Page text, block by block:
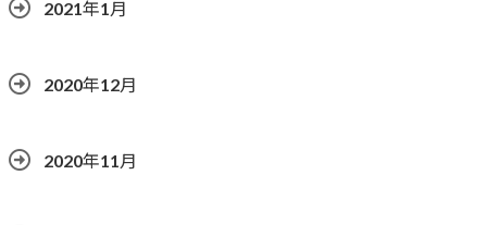
2021年1月
2020年12月
2020年11月